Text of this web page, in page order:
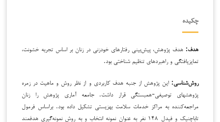
چکیده
هدف: هدف پژوهش، پیش‌بینی رفتارهای خودزنی در زنان بر اساس تجربه خشونت،
تمایزیافتگی و راهبردهای تنظیم شناختی بود.
روش‌شناسی: این پژوهش از جنبه هدف کاربردی و از نظر روش و ماهیت در زمره
پژوهش­های توصیفی-همبستگی قرار داشت. جامعه آماری پژوهش را زنان
مراجعه‌کننده به مراکز خدمات سلامت بهزیستی تشکیل داده بود. براساس فرمول
تاباچنیک و فیدل ۱۴۸ نفر به عنوان نمونه انتخاب و به روش نمونه‌گیری هدفمند